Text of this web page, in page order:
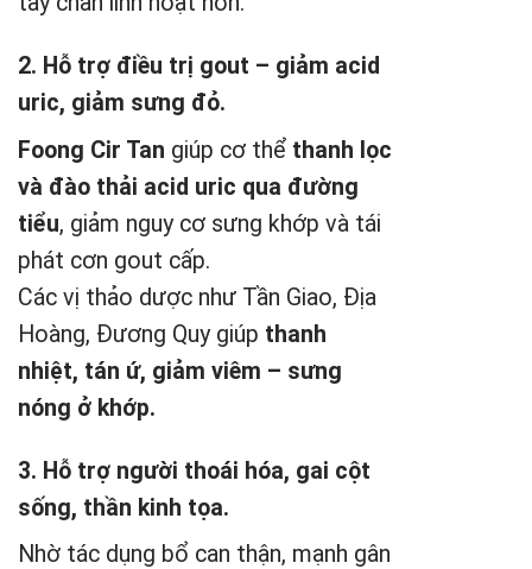
2. Hỗ trợ điều trị gout – giảm acid
uric, giảm sưng đỏ.
Foong Cir Tan giúp cơ thể thanh lọc
và đào thải acid uric qua đường
tiểu, giảm nguy cơ sưng khớp và tái
phát cơn gout cấp.
Các vị thảo dược như Tần Giao, Địa
Hoàng, Đương Quy giúp thanh
nhiệt, tán ứ, giảm viêm – sưng
nóng ở khớp.
3. Hỗ trợ người thoái hóa, gai cột
sống, thần kinh tọa.
Nhờ tác dụng bổ can thận, mạnh gân